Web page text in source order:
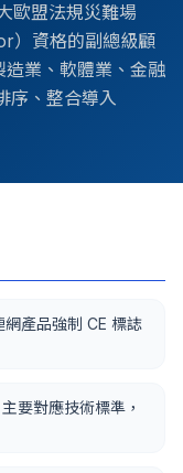
歐盟法規災難場
）資格的副總級顧
造業、軟體業、金融
序、整合導入
產品強制 CE 標誌
要對應技術標準，